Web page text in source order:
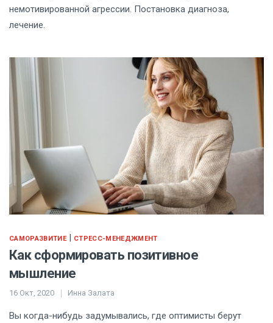
немотивированной агрессии. Постановка диагноза,
лечение.
САМОРАЗВИТИЕ | СТРЕСС-МЕНЕДЖМЕНТ
Как сформировать позитивное
мышление
16 Окт, 2020 Инна Залата
Вы когда-нибудь задумывались, где оптимисты берут